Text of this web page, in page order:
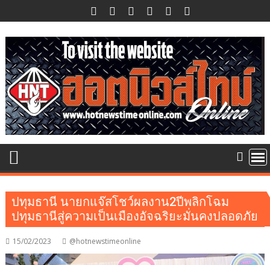
to
content
ปทุมธานี นายกแจ๊สโชว์ผลงาน2ปีพลิกโฉม
ปทุมธานีสู่ความเป็นเมืองอัจฉริยะมั่นคงปลอดภัย
15/02/2023 @hotnewstimeonline